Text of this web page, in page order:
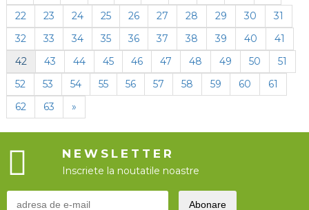
22
23 24 25 26 27 28 29 30
31
32
33 34 35 36 37 38 39 40
41
42
43 44 45 46 47 48 49 50
51
52
53 54 55 56 57 58 59 60
61
62
63 »
NEWSLETTER
Inscriete la noutatile noastre